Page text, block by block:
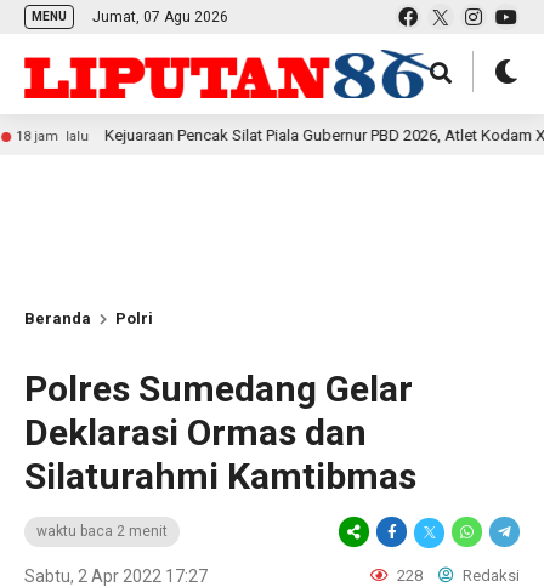
MENU Jumat, 07 Agu 2026
Kejuaraan Pencak Silat Piala Gubernur PBD 2026, Atlet Kodam XVIII Kasuari
Beranda Polri
Polres Sumedang Gelar
Deklarasi Ormas dan
Silaturahmi Kamtibmas
waktu baca 2 menit
Sabtu, 2 Apr 2022 17:27 228 Redaksi